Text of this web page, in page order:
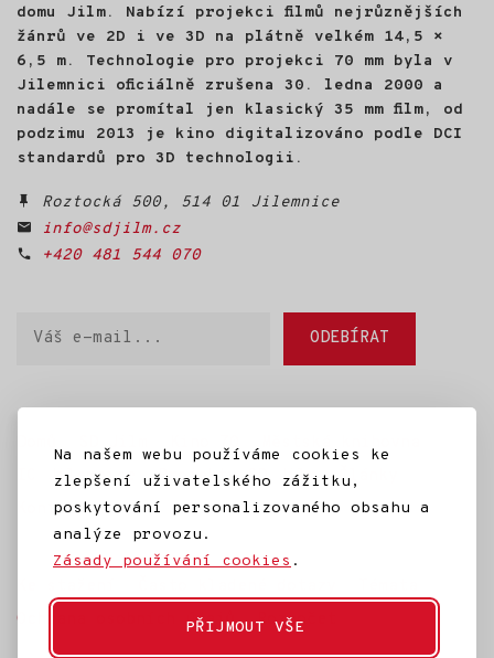
Na našem webu používáme cookies ke
zlepšení uživatelského zážitku,
poskytování personalizovaného obsahu a
analýze provozu.
Zásady používání cookies .
PŘIJMOUT VŠE
místě: ve světě divokých
hus. Na Velikonoce roku 2022
se mu vylíhlo osm housat.
Půl roku s nimi žil, učil je
poznávat svět a nakonec
s nimi létal na rogale nad
Českým rájem. Z této
zkušenosti vznikl HUSOPAS -
o husách, o člověku
a o návratu k sobě.
domu Jilm. Nabízí projekci filmů nejrůznějších
žánrů ve 2D i ve 3D na plátně velkém 14,5 ×
6,5 m. Technologie pro projekci 70 mm byla v
Jilemnici oficiálně zrušena 30. ledna 2000 a
nadále se promítal jen klasický 35 mm film, od
podzimu 2013 je kino digitalizováno podle DCI
standardů pro 3D technologii.
Roztocká 500, 514 01 Jilemnice
info@sdjilm.cz
+420 481 544 070
ODEBÍRAT
SD Jilm Kino 70
Městská knihovna
IC Jilemnice
Projekty SD Jilm
Články
Kontakt
Ochrana osobních údajů
Rozpočet